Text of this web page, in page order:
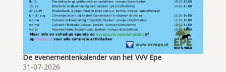
De evenementenkalender van het VVV Epe
31-07-2026